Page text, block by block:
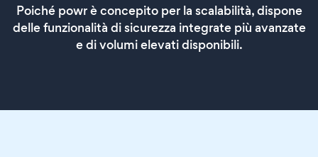
Poiché powr è concepito per la scalabilità, dispone
delle funzionalità di sicurezza integrate più avanzate
e di volumi elevati disponibili.